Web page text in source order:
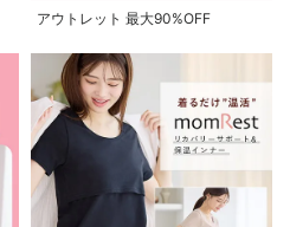
アウトレット 最大90%OFF